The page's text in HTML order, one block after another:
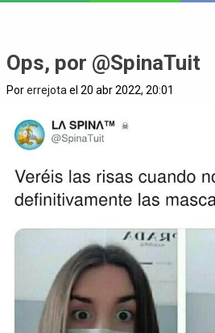
Ops, por @SpinaTuit
Porerrejota el 20 abr 2022, 20:01